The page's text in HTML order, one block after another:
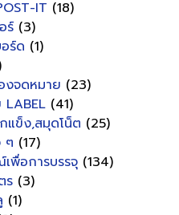
IT (18)
ร์ (3)
ร์ด (1)
งจดหมาย (23)
LABEL (41)
แข็ง,สมุดโน็ต (25)
ๆ (17)
พื่อการบรรจุ (134)
ร (3)
(1)